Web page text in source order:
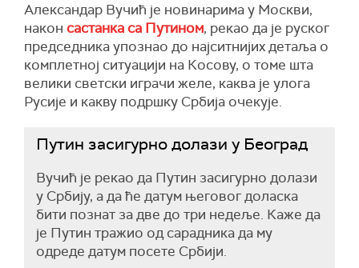
Александар Вучић је новинарима у Москви,
након састанка са Путином, рекао да је руског
председника упознао до најситнијих детаља о
комплетној ситуацији на Косову, о томе шта
велики светски играчи желе, каква је улога
Русије и какву подршку Србија очекује.
Путин засигурно долази у Београд
Вучић је рекао да Путин засигурно долази
у Србију, а да ће датум његовог доласка
бити познат за две до три недеље. Каже да
је Путин тражио од сарадника да му
одреде датум посете Србији.